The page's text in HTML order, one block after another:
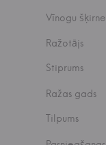
Vīnogu šķirne
Ražotājs
Stiprums
Ražas gads
Tilpums